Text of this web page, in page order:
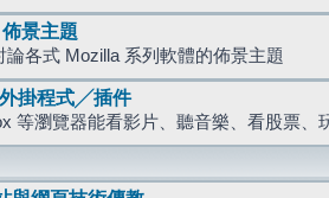
景主題
論各式 Mozilla 系列軟體的佈景主題
掛程式╱插件
等瀏覽器能看影片、聽音樂、看股票、